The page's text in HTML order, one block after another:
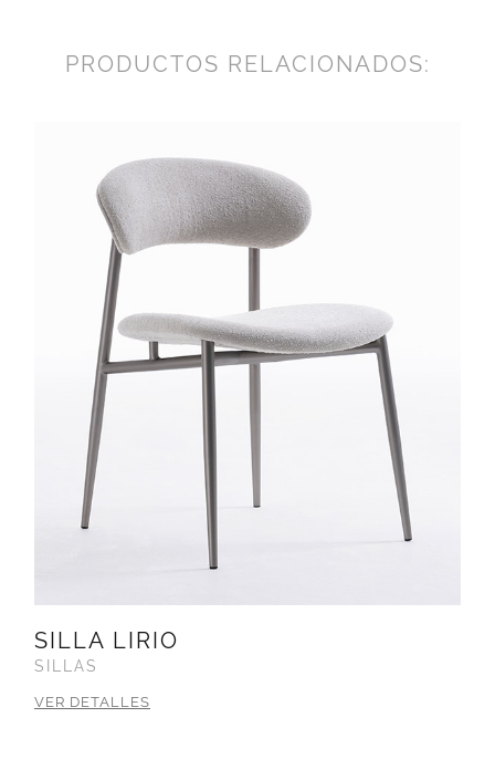
PRODUCTOS RELACIONADOS:
SILLA LIRIO
SILLAS
VER DETALLES